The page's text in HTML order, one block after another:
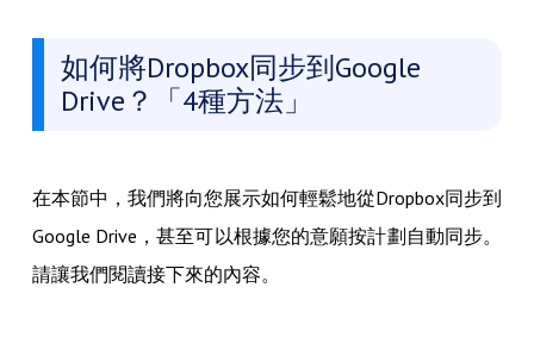
如何將Dropbox同步到Google
Drive？「4種方法」
在本節中，我們將向您展示如何輕鬆地從Dropbox同步到
Google Drive，甚至可以根據您的意願按計劃自動同步。
請讓我們閱讀接下來的內容。